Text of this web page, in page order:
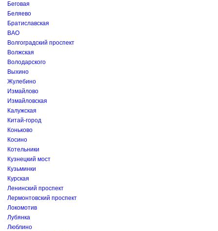
Беговая
Беляево
Братиславская
ВАО
Волгоградский проспект
Волжская
Володарского
Выхино
Жулебино
Измайлово
Измайловская
Калужская
Китай-город
Коньково
Косино
Котельники
Кузнецкий мост
Кузьминки
Курская
Ленинский проспект
Лермонтовский проспект
Локомотив
Лубянка
Люблино